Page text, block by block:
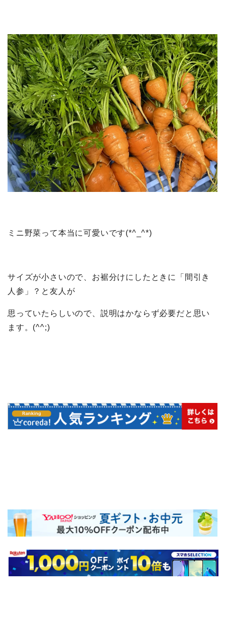
ミニ野菜って本当に可愛いです(*^_^*)
サイズが小さいので、お裾分けにしたときに「間引き
人参」？と友人が
思っていたらしいので、説明はかならず必要だと思い
ます。(^^;)